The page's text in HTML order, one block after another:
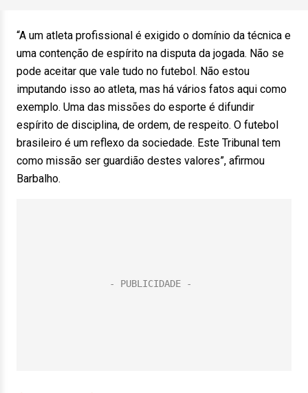
“A um atleta profissional é exigido o domínio da técnica e
uma contenção de espírito na disputa da jogada. Não se
pode aceitar que vale tudo no futebol. Não estou
imputando isso ao atleta, mas há vários fatos aqui como
exemplo. Uma das missões do esporte é difundir
espírito de disciplina, de ordem, de respeito. O futebol
brasileiro é um reflexo da sociedade. Este Tribunal tem
como missão ser guardião destes valores”, afirmou
Barbalho.